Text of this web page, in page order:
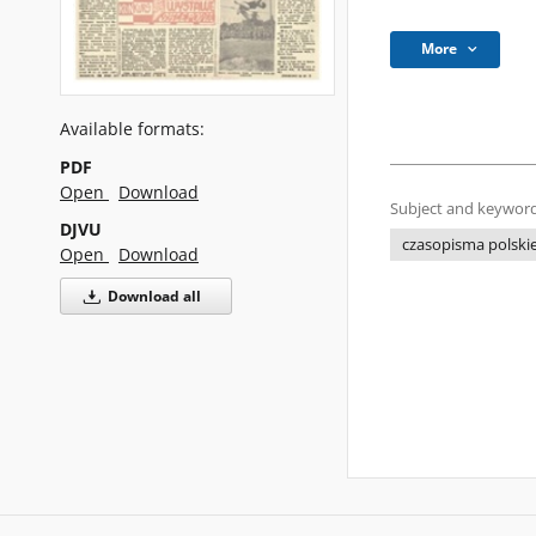
Available formats:
PDF
Open
Download
DJVU
Open
Download
Download all
More
Subject and
czasopisma